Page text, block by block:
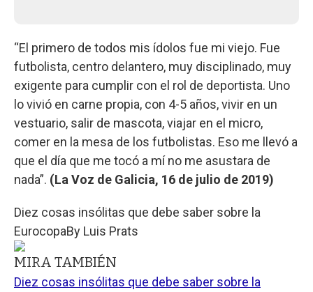
“El primero de todos mis ídolos fue mi viejo. Fue
futbolista, centro delantero, muy disciplinado, muy
exigente para cumplir con el rol de deportista. Uno
lo vivió en carne propia, con 4-5 años, vivir en un
vestuario, salir de mascota, viajar en el micro,
comer en la mesa de los futbolistas. Eso me llevó a
que el día que me tocó a mí no me asustara de
nada”. (La Voz de Galicia, 16 de julio de 2019)
Diez cosas insólitas que debe saber sobre la
EurocopaBy Luis Prats
MIRA TAMBIÉN
Diez cosas insólitas que debe saber sobre la